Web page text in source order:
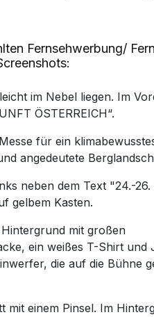
Fernsehwerbung/
im Nebel liegen. Im
ÖSTERREICH“.
für ein
angedeutete
neben dem Text "24.-
gelbem Kasten.
mit großen
ein weißes T-Shirt und
die auf die Bühne
mit einem Pinsel. Im